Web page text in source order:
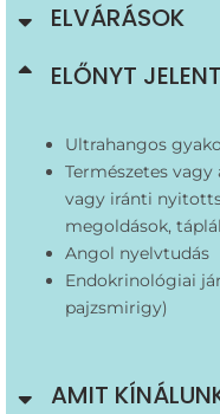
ELVÁRÁSOK
ELŐNYT JELENT
Ultrahangos
Természetes
vagy iránti
megoldások,
Angol nyelvtudás
Endokrinológiai
pajzsmirigy)
AMIT